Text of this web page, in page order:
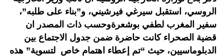
الروسي، استقبل سيرغي فيرشيني، و”بناء على طلبه”،
سفير المغرب لطفي بوشعرةوحسب ذات المصدر ان
قضية الصحراء كانت حاضرة ضمن جدول الاجتماع بين
الدبلوماسيين، حيث “تم إعطاء اهتمام خاص لتسوية” هذه